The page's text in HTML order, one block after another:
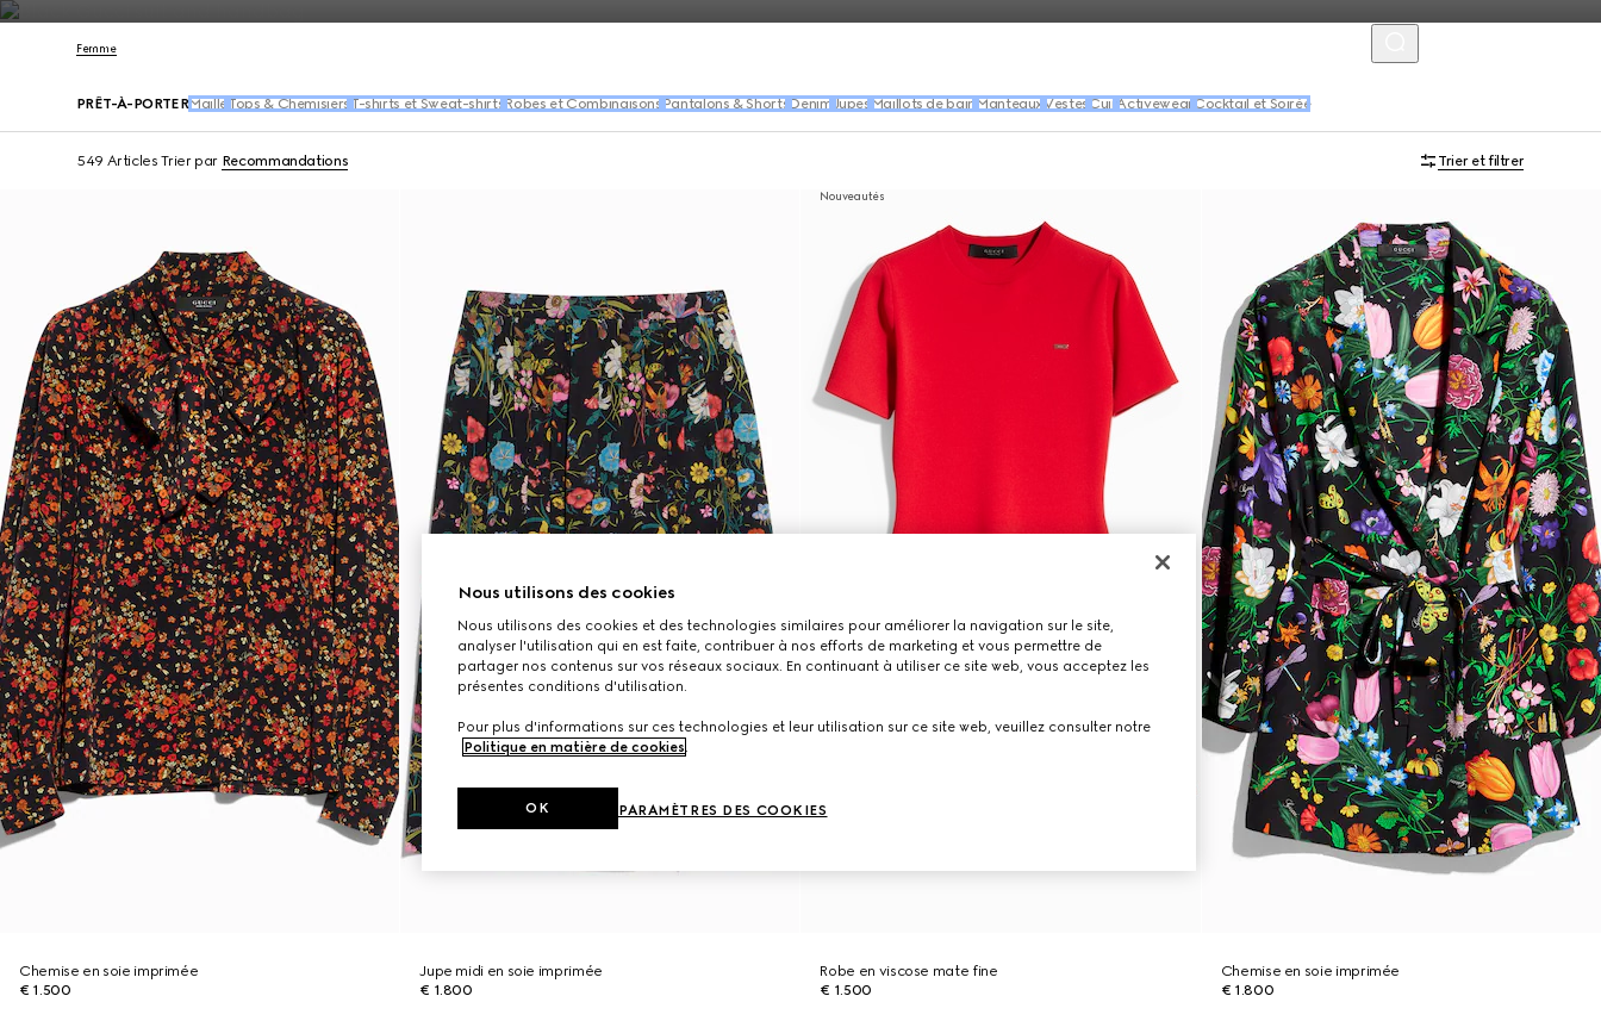
Nous Contacter
Femme
PRÊT-À-PORTERMaille Tops & Chemisiers T-shirts et Sweat-shirts Robes et Combinaisons Pantalons & Shorts Denim Jupes Maillots de bain Manteaux Vestes Cuir Activewear Cocktail et Soirée
549 Articles Trier par Recommandations Trier et filtrer
Chemise en soie imprimée
€ 1.500
Jupe midi en soie imprimée
€ 1.800
Nouveautés
Robe en viscose mate fine
€ 1.500
Chemise en soie imprimée
€ 1.800
Nous utilisons des cookies
Nous utilisons des cookies et des technologies similaires pour améliorer la navigation sur le site,
analyser l'utilisation qui en est faite, contribuer à nos efforts de marketing et vous permettre de
partager nos contenus sur vos réseaux sociaux. En continuant à utiliser ce site web, vous acceptez les
présentes conditions d'utilisation.
Pour plus d'informations sur ces technologies et leur utilisation sur ce site web, veuillez consulter notre
Politique en matière de cookies.
PARAMÈTRES DES COOKIES
OK